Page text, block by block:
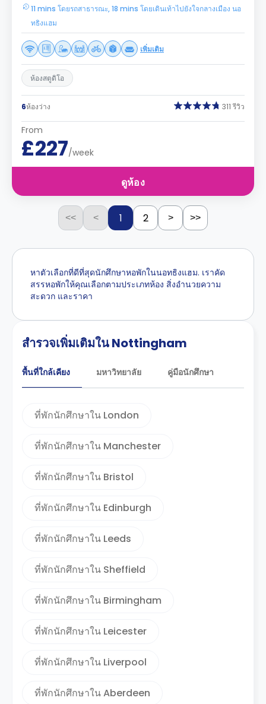
11 mins โดยรถสาธารณะ, 18 mins โดยเดินเท้าไปยังใจกลางเมือง นอ
ทธิงแฮม
เพิ่มเติม
ห้องสตูดิโอ
6ห้องว่าง 311 รีวิว
From
£227/week
ดูห้อง
<< < 1 2 > >>
หาตัวเลือกที่ดีที่สุดนักศึกษาหอพักในนอทธิงแฮม. เราคัด
สรรหอพักให้คุณเลือกตามประเภทห้อง สิ่งอำนวยความ
สะดวก และราคา
สำรวจเพิ่มเติมใน Nottingham
พื้นที่ใกล้เคียง มหาวิทยาลัย คู่มือนักศึกษา
ที่พักนักศึกษาใน London
ที่พักนักศึกษาใน Manchester
ที่พักนักศึกษาใน Bristol
ที่พักนักศึกษาใน Edinburgh
ที่พักนักศึกษาใน Leeds
ที่พักนักศึกษาใน Sheffield
ที่พักนักศึกษาใน Birmingham
ที่พักนักศึกษาใน Leicester
ที่พักนักศึกษาใน Liverpool
ที่พักนักศึกษาใน Aberdeen